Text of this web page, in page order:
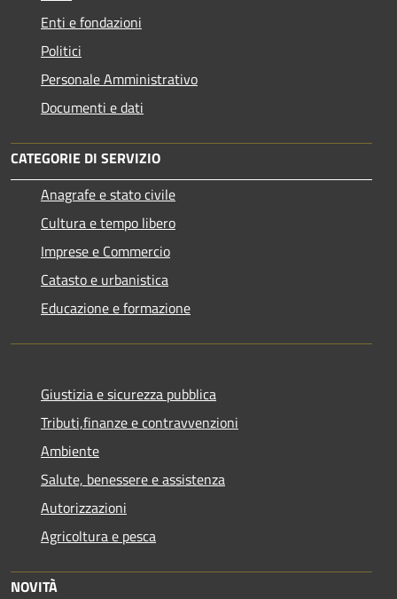
Enti e fondazioni
Politici
Personale Amministrativo
Documenti e dati
CATEGORIE DI SERVIZIO
Anagrafe e stato civile
Cultura e tempo libero
Imprese e Commercio
Catasto e urbanistica
Educazione e formazione
Giustizia e sicurezza pubblica
Tributi,finanze e contravvenzioni
Ambiente
Salute, benessere e assistenza
Autorizzazioni
Agricoltura e pesca
NOVITÀ